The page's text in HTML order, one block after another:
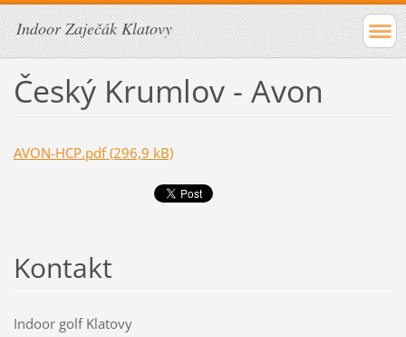
Indoor Zaječák Klatovy
Český Krumlov - Avon
AVON-HCP.pdf (296,9 kB)
Kontakt
Indoor golf Klatovy